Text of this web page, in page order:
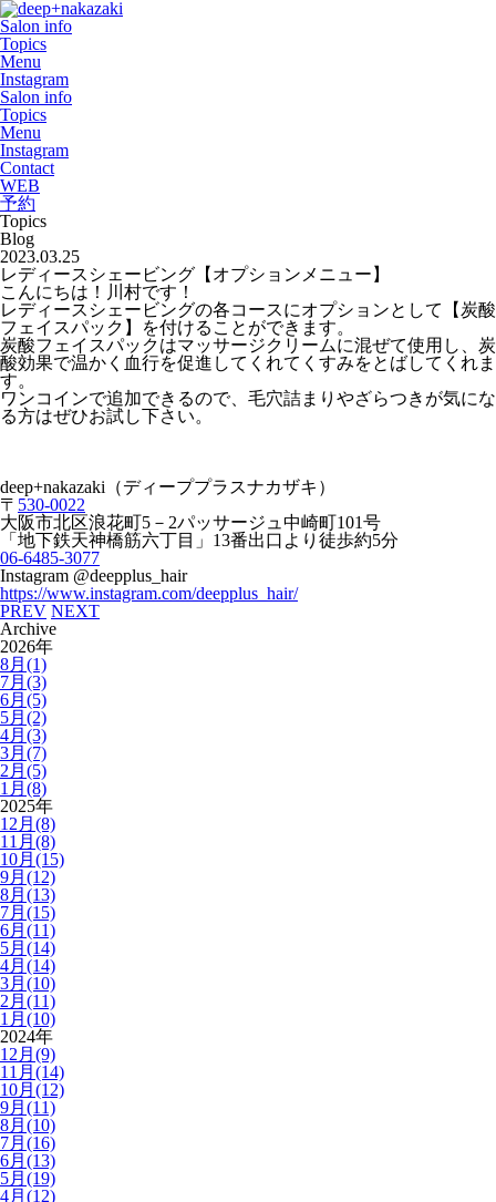
Salon info
Topics
Menu
Instagram
Salon info
Topics
Menu
Instagram
Contact
WEB
予約
Topics
Blog
2023.03.25
レディースシェービング【オプションメニュー】
こんにちは！川村です！
レディースシェービングの各コースにオプションとして【炭酸
フェイスパック】を付けることができます。
炭酸フェイスパックはマッサージクリームに混ぜて使用し、炭
酸効果で温かく血行を促進してくれてくすみをとばしてくれま
す。
ワンコインで追加できるので、毛穴詰まりやざらつきが気にな
る方はぜひお試し下さい。
deep+nakazaki （ディーププラスナカザキ）
〒 530-0022
大阪市北区浪花町5 － 2パッサージュ中崎町101号
「地下鉄天神橋筋六丁目」 13番出口より徒歩約5分
06-6485-3077
Instagram @deepplus_hair
https://www.instagram.com/deepplus_hair/
PREV NEXT
Archive
2026年
8月(1)
7月(3)
6月(5)
5月(2)
4月(3)
3月(7)
2月(5)
1月(8)
2025年
12月(8)
11月(8)
10月(15)
9月(12)
8月(13)
7月(15)
6月(11)
5月(14)
4月(14)
3月(10)
2月(11)
1月(10)
2024年
12月(9)
11月(14)
10月(12)
9月(11)
8月(10)
7月(16)
6月(13)
5月(19)
4月(12)